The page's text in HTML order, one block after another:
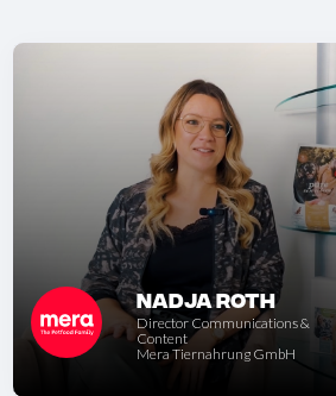
Nadja Roth
Director Communications &
Content
Mera Tiernahrung GmbH